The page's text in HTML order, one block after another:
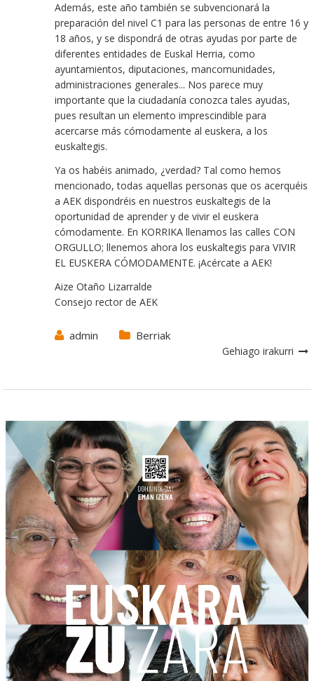
Además, este año también se subvencionará la
preparación del nivel C1 para las personas de entre 16 y
18 años, y se dispondrá de otras ayudas por parte de
diferentes entidades de Euskal Herria, como
ayuntamientos, diputaciones, mancomunidades,
administraciones generales... Nos parece muy
importante que la ciudadanía conozca tales ayudas,
pues resultan un elemento imprescindible para
acercarse más cómodamente al euskera, a los
euskaltegis.
Ya os habéis animado, ¿verdad? Tal como hemos
mencionado, todas aquellas personas que os acerquéis
a AEK dispondréis en nuestros euskaltegis de la
oportunidad de aprender y de vivir el euskera
cómodamente. En KORRIKA llenamos las calles CON
ORGULLO; llenemos ahora los euskaltegis para VIVIR
EL EUSKERA CÓMODAMENTE. ¡Acércate a AEK!
Aize Otaño Lizarralde
Consejo rector de AEK
admin Berriak
Gehiago irakurri